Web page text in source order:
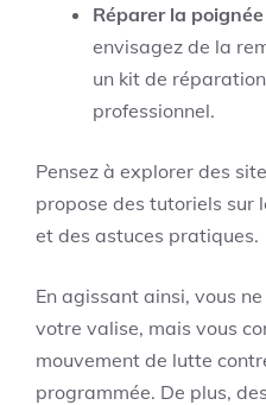
Réparer la poignée
envisagez de la
un kit de
professionnel.
Pensez à explorer des
propose des tutoriels sur
et des astuces pratiques.
En agissant ainsi, vous
votre valise, mais vous
mouvement de lutte
programmée. De plus,